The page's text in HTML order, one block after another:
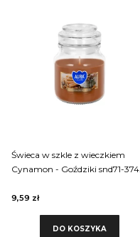
Świeca w szkle z wieczkiem
Cynamon - Goździki snd71-374
9,59 zł
DO KOSZYKA